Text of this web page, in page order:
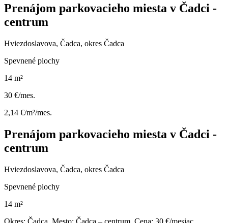
Prenájom parkovacieho miesta v Čadci -
centrum
Hviezdoslavova, Čadca, okres Čadca
Spevnené plochy
14 m²
30 €/mes.
2,14 €/m²/mes.
Prenájom parkovacieho miesta v Čadci -
centrum
Hviezdoslavova, Čadca, okres Čadca
Spevnené plochy
14 m²